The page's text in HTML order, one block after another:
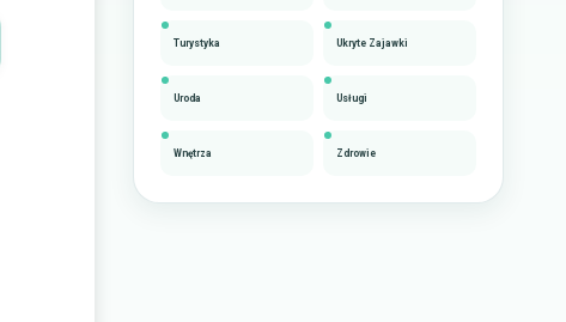
Turystyka Ukryte Zajawki
Uroda Usługi
Wnętrza Zdrowie